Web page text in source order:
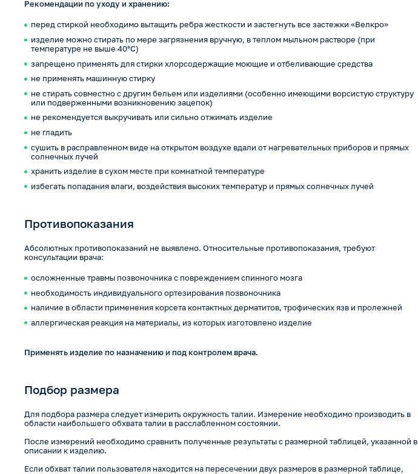
Рекомендации по уходу и хранению:
перед стиркой необходимо вытащить ребра жесткости и застегнуть все застежки «Велкро»
изделие можно стирать по мере загрязнения вручную, в теплом мыльном растворе (при
температуре не выше 40°С)
запрещено применять для стирки хлорсодержащие моющие и отбеливающие средства
не применять машинную стирку
не стирать совместно с другим бельем или изделиями (особенно имеющими ворсистую структуру
или подверженными возникновению зацепок)
не рекомендуется выкручивать или сильно отжимать изделие
не гладить
сушить в расправленном виде на открытом воздухе вдали от нагревательных приборов и прямых
солнечных лучей
хранить изделие в сухом месте при комнатной температуре
избегать попадания влаги, воздействия высоких температур и прямых солнечных лучей
Противопоказания
Абсолютных противопоказаний не выявлено. Относительные противопоказания, требуют
консультации врача:
осложненные травмы позвоночника с повреждением спинного мозга
необходимость индивидуального ортезирования позвоночника
наличие в области применения корсета контактных дерматитов, трофических язв и пролежней
аллергическая реакция на материалы, из которых изготовлено изделие
Применять изделие по назначению и под контролем врача.
Подбор размера
Для подбора размера следует измерить окружность талии. Измерение необходимо производить в
области наибольшего обхвата талии в расслабленном состоянии.
После измерений необходимо сравнить полученные результаты с размерной таблицей, указанной в
описании к изделию.
Если обхват талии пользователя находится на пересечении двух размеров в размерной таблице,